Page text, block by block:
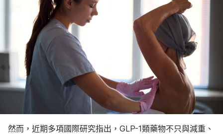
然而，近期多項國際研究指出，GLP-1類藥物不只與減重、